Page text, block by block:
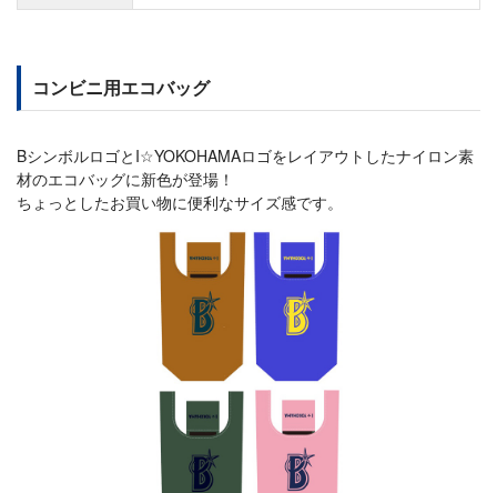
コンビニ用エコバッグ
BシンボルロゴとI☆YOKOHAMAロゴをレイアウトしたナイロン素
材のエコバッグに新色が登場！
ちょっとしたお買い物に便利なサイズ感です。